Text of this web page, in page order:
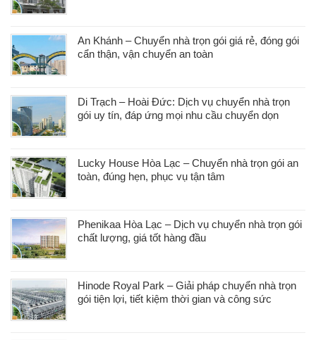
An Khánh – Chuyển nhà trọn gói giá rẻ, đóng gói
cẩn thận, vận chuyển an toàn
Di Trạch – Hoài Đức: Dịch vụ chuyển nhà trọn
gói uy tín, đáp ứng mọi nhu cầu chuyển dọn
Lucky House Hòa Lạc – Chuyển nhà trọn gói an
toàn, đúng hẹn, phục vụ tận tâm
Phenikaa Hòa Lạc – Dịch vụ chuyển nhà trọn gói
chất lượng, giá tốt hàng đầu
Hinode Royal Park – Giải pháp chuyển nhà trọn
gói tiện lợi, tiết kiệm thời gian và công sức